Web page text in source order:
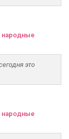
народные
это
народные